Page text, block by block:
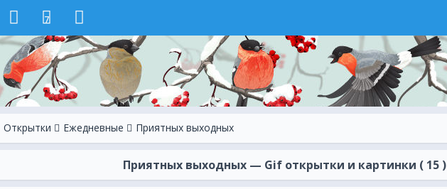
7
Открытки Ежeдневные Приятных выходных
Приятных выходных — Gif открытки и картинки ( 15 )